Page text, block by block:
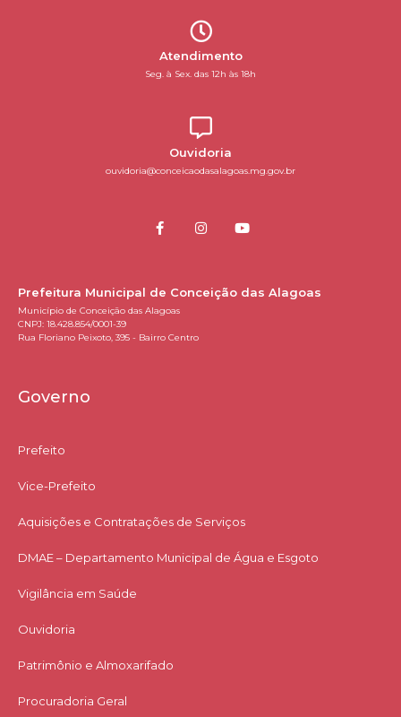
Atendimento
Seg. à Sex. das 12h às 18h
Ouvidoria
ouvidoria@conceicaodasalagoas.mg.gov.br
Prefeitura Municipal de Conceição das Alagoas
Município de Conceição das Alagoas
CNPJ: 18.428.854/0001-39
Rua Floriano Peixoto, 395 - Bairro Centro
Governo
Prefeito
Vice-Prefeito
Aquisições e Contratações de Serviços​
DMAE – Departamento Municipal de Água e Esgoto
Vigilância em Saúde
Ouvidoria
Patrimônio e Almoxarifado
Procuradoria Geral